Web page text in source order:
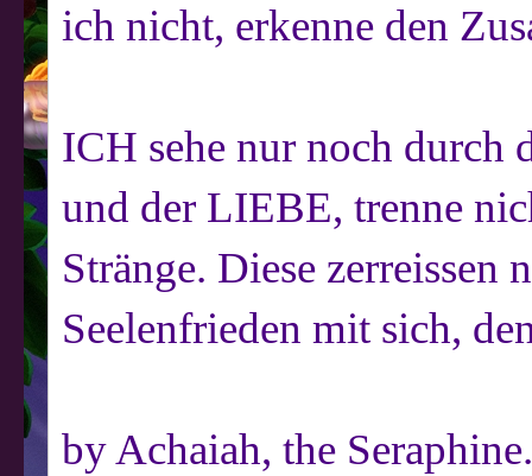
ich nicht, erkenne den
ICH sehe nur noch durch
und der LIEBE, trenne
Stränge. Diese zerreissen
Seelenfrieden mit sich,
by Achaiah, the